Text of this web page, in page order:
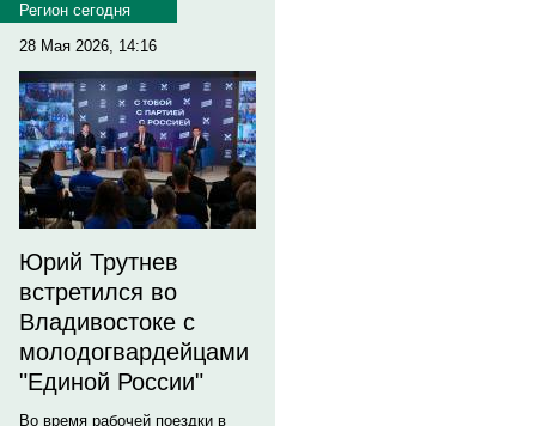
Регион сегодня
28 Мая 2026, 14:16
Юрий Трутнев
встретился во
Владивостоке с
молодогвардейцами
"Единой России"
Во время рабочей поездки в